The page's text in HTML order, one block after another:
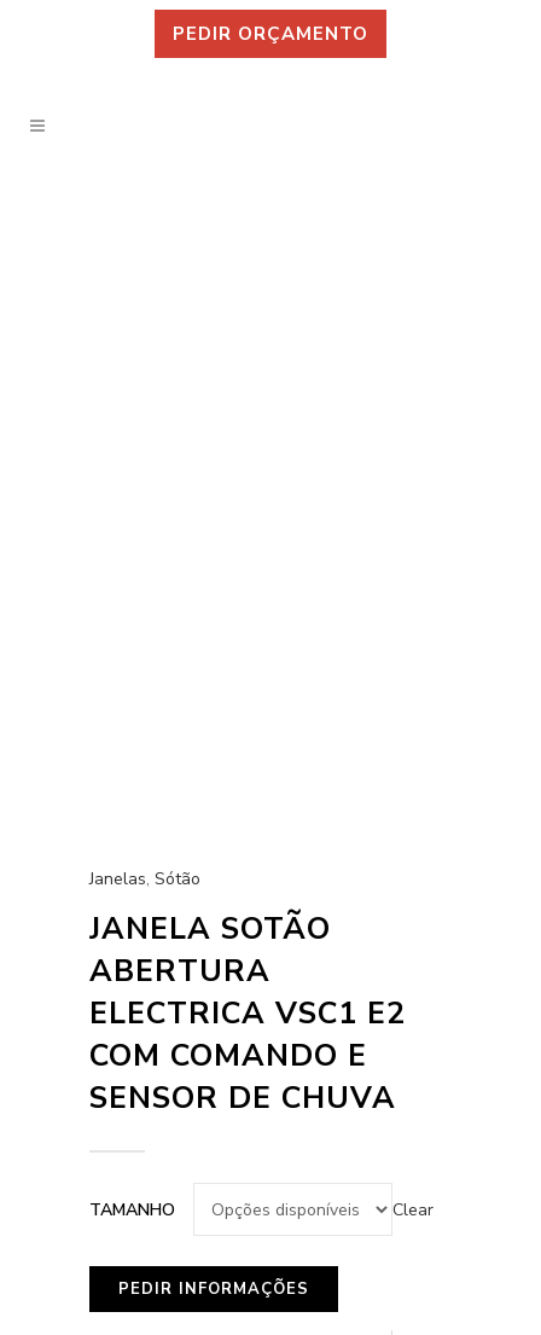
PEDIR ORÇAMENTO
Janelas, Sótão
JANELA SOTÃO
ABERTURA
ELECTRICA VSC1 E2
COM COMANDO E
SENSOR DE CHUVA
TAMANHO Clear